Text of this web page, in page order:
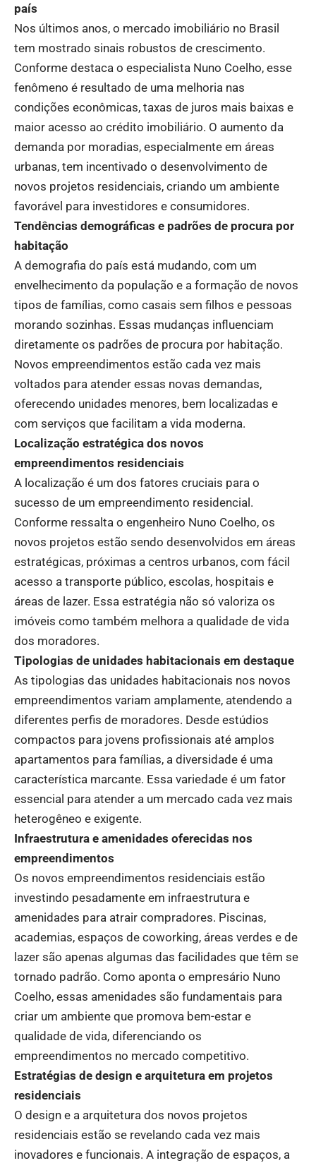
país
Nos últimos anos, o mercado imobiliário no Brasil
tem mostrado sinais robustos de crescimento.
Conforme destaca o especialista Nuno Coelho, esse
fenômeno é resultado de uma melhoria nas
condições econômicas, taxas de juros mais baixas e
maior acesso ao crédito imobiliário. O aumento da
demanda por moradias, especialmente em áreas
urbanas, tem incentivado o desenvolvimento de
novos projetos residenciais, criando um ambiente
favorável para investidores e consumidores.
Tendências demográficas e padrões de procura por
habitação
A demografia do país está mudando, com um
envelhecimento da população e a formação de novos
tipos de famílias, como casais sem filhos e pessoas
morando sozinhas. Essas mudanças influenciam
diretamente os padrões de procura por habitação.
Novos empreendimentos estão cada vez mais
voltados para atender essas novas demandas,
oferecendo unidades menores, bem localizadas e
com serviços que facilitam a vida moderna.
Localização estratégica dos novos
empreendimentos residenciais
A localização é um dos fatores cruciais para o
sucesso de um empreendimento residencial.
Conforme ressalta o engenheiro Nuno Coelho, os
novos projetos estão sendo desenvolvidos em áreas
estratégicas, próximas a centros urbanos, com fácil
acesso a transporte público, escolas, hospitais e
áreas de lazer. Essa estratégia não só valoriza os
imóveis como também melhora a qualidade de vida
dos moradores.
Tipologias de unidades habitacionais em destaque
As tipologias das unidades habitacionais nos novos
empreendimentos variam amplamente, atendendo a
diferentes perfis de moradores. Desde estúdios
compactos para jovens profissionais até amplos
apartamentos para famílias, a diversidade é uma
característica marcante. Essa variedade é um fator
essencial para atender a um mercado cada vez mais
heterogêneo e exigente.
Infraestrutura e amenidades oferecidas nos
empreendimentos
Os novos empreendimentos residenciais estão
investindo pesadamente em infraestrutura e
amenidades para atrair compradores. Piscinas,
academias, espaços de coworking, áreas verdes e de
lazer são apenas algumas das facilidades que têm se
tornado padrão. Como aponta o empresário Nuno
Coelho, essas amenidades são fundamentais para
criar um ambiente que promova bem-estar e
qualidade de vida, diferenciando os
empreendimentos no mercado competitivo.
Estratégias de design e arquitetura em projetos
residenciais
O design e a arquitetura dos novos projetos
residenciais estão se revelando cada vez mais
inovadores e funcionais. A integração de espaços, a